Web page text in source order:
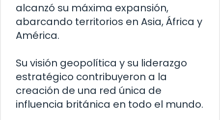
alcanzó su máxima expansión,
abarcando territorios en Asia, África y
América.
Su visión geopolítica y su liderazgo
estratégico contribuyeron a la
creación de una red única de
influencia británica en todo el mundo.